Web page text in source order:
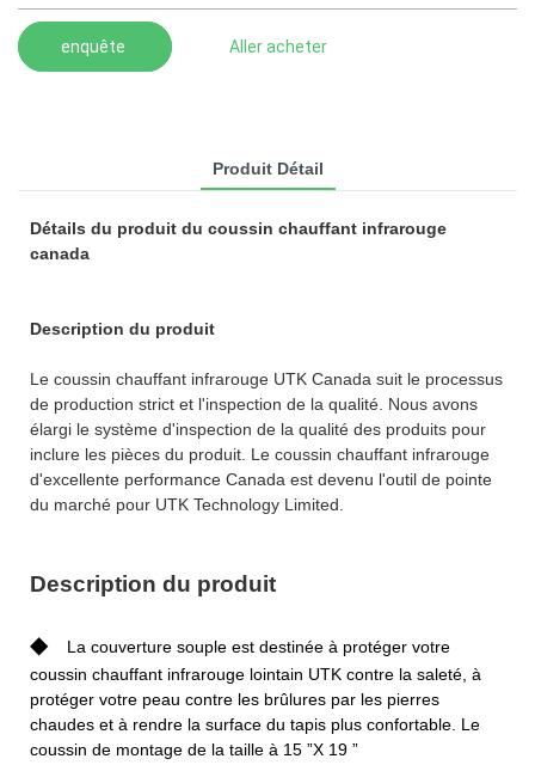
enquête Aller acheter
Produit Détail
Détails du produit du coussin chauffant infrarouge
canada
Description du produit
Le coussin chauffant infrarouge UTK Canada suit le processus
de production strict et l'inspection de la qualité. Nous avons
élargi le système d'inspection de la qualité des produits pour
inclure les pièces du produit. Le coussin chauffant infrarouge
d'excellente performance Canada est devenu l'outil de pointe
du marché pour UTK Technology Limited.
Description du produit
◆
La couverture souple est destinée à protéger votre
coussin chauffant infrarouge lointain UTK contre la saleté, à
protéger votre peau contre les brûlures par les pierres
chaudes et à rendre la surface du tapis plus confortable. Le
coussin de montage de la taille à 15 ”X 19 ”